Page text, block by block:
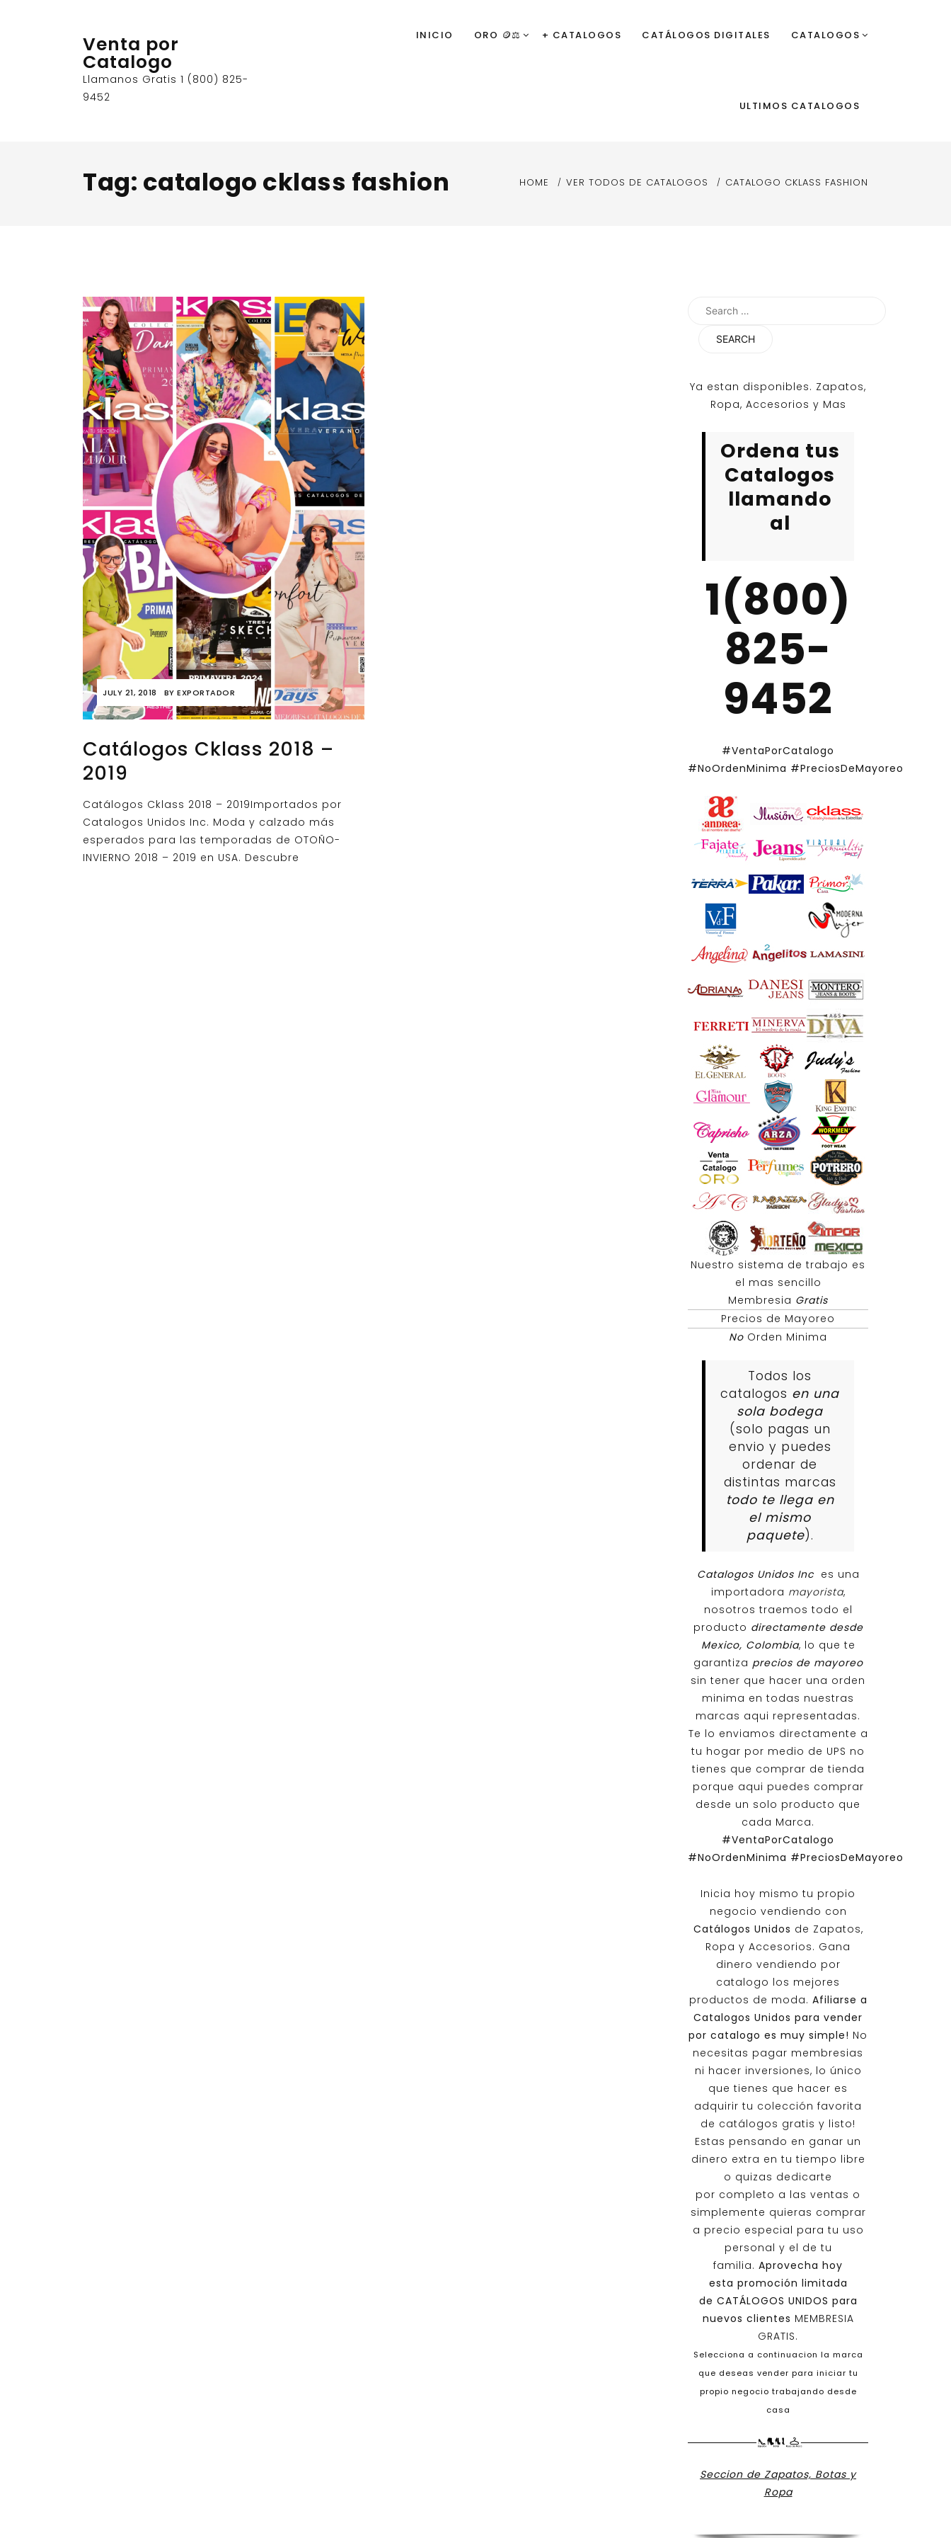
Venta por
Catalogo
Llamanos Gratis 1 (800) 825-
9452
INICIO ORO 🪙⚖️ + CATALOGOS CATÁLOGOS DIGITALES CATALOGOS
ULTIMOS CATALOGOS
Tag: catalogo cklass fashion HOME VER TODOS DE CATALOGOS CATALOGO CKLASS FASHION
JULY 21, 2018 BY EXPORTADOR
Catálogos Cklass 2018 –
2019
Catálogos Cklass 2018 – 2019Importados por
Catalogos Unidos Inc. Moda y calzado más
esperados para las temporadas de OTOÑO-
INVIERNO 2018 – 2019 en USA. Descubre
Search
Ya estan disponibles. Zapatos,
Ropa, Accesorios y Mas
Ordena tus
Catalogos
llamando
al
1(800)
825-
9452
#VentaPorCatalogo
#NoOrdenMinima #PreciosDeMayoreo
Nuestro sistema de trabajo es
el mas sencillo
Membresia Gratis
Precios de Mayoreo
No Orden Minima
Todos los
catalogos en una
sola bodega
(solo pagas un
envio y puedes
ordenar de
distintas marcas
todo te llega en
el mismo
paquete).
Catalogos Unidos Inc es una
importadora mayorista,
nosotros traemos todo el
producto directamente desde
Mexico, Colombia, lo que te
garantiza precios de mayoreo
sin tener que hacer una orden
minima en todas nuestras
marcas aqui representadas.
Te lo enviamos directamente a
tu hogar por medio de UPS no
tienes que comprar de tienda
porque aqui puedes comprar
desde un solo producto que
cada Marca.
#VentaPorCatalogo
#NoOrdenMinima #PreciosDeMayoreo
Inicia hoy mismo tu propio
negocio vendiendo con
Catálogos Unidos de Zapatos,
Ropa y Accesorios. Gana
dinero vendiendo por
catalogo los mejores
productos de moda. Afiliarse a
Catalogos Unidos para vender
por catalogo es muy simple! No
necesitas pagar membresias
ni hacer inversiones, lo único
que tienes que hacer es
adquirir tu colección favorita
de catálogos gratis y listo!
Estas pensando en ganar un
dinero extra en tu tiempo libre
o quizas dedicarte
por completo a las ventas o
simplemente quieras comprar
a precio especial para tu uso
personal y el de tu
familia. Aprovecha hoy
esta promoción limitada
de CATÁLOGOS UNIDOS para
nuevos clientes MEMBRESIA
GRATIS.
Selecciona a continuacion la marca
que deseas vender para iniciar tu
propio negocio trabajando desde
casa
Seccion de Zapatos, Botas y
Ropa